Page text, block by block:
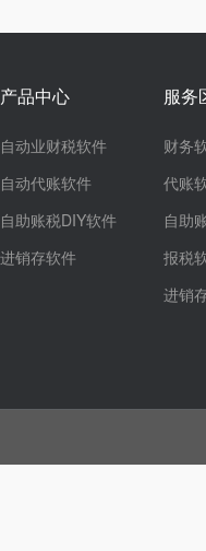
产品中心
自动业财税软件
自动代账软件
自助账税DIY软件
进销存软件
服务
财务
代账
自助
报税
进销